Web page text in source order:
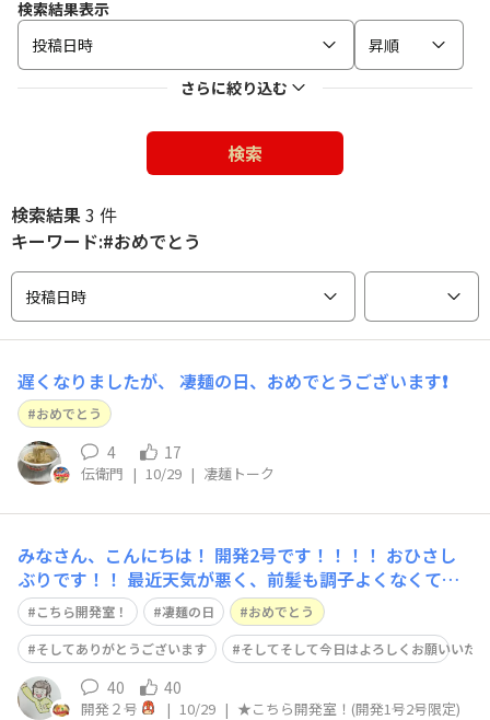
検索結果表示
投稿日時
昇順
さらに絞り込む
検索
検索結果3 件
キーワード:#おめでとう
投稿日時
遅くなりましたが、 凄麺の日、おめでとうございます❗️
おめでとう
4 17
伝衛門 | 10/29 | 凄麺トーク
みなさん、こんにちは！ 開発2号です！！！！ おひさし
ぶりです！！ 最近天気が悪く、前髪も調子よくなくてテ
ンションが上がりきらない日が続いておりました・・・
でも！10/29凄麺の日、記念すべき日に八千代町は晴れて
おります！2号の前髪も調子がいいです✨イベント日和で
本体（2号自身）も元気いっぱいで
こちら開発室！ 凄麺の日
おめでとう
そしてありがとうございます
そしてそして今日はよろしくお願いいた
40 40
開発２号 | 10/29 | ★こちら開発室！(開発1号2号限定)